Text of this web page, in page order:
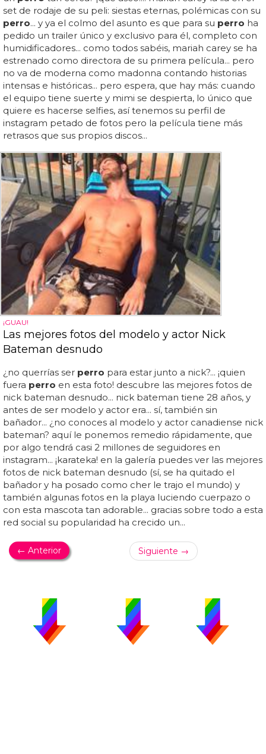
set de rodaje de su peli: siestas eternas, polémicas con su
perro... y ya el colmo del asunto es que para su perro ha
pedido un trailer único y exclusivo para él, completo con
humidificadores... como todos sabéis, mariah carey se ha
estrenado como directora de su primera película... pero
no va de moderna como madonna contando historias
intensas e históricas... pero espera, que hay más: cuando
el equipo tiene suerte y mimi se despierta, lo único que
quiere es hacerse selfies, así tenemos su perfil de
instagram petado de fotos pero la película tiene más
retrasos que sus propios discos...
¡GUAU!
Las mejores fotos del modelo y actor Nick
Bateman desnudo
¿no querrías ser perro para estar junto a nick?... ¡quien
fuera perro en esta foto! descubre las mejores fotos de
nick bateman desnudo... nick bateman tiene 28 años, y
antes de ser modelo y actor era... sí, también sin
bañador... ¿no conoces al modelo y actor canadiense nick
bateman? aquí le ponemos remedio rápidamente, que
por algo tendrá casi 2 millones de seguidores en
instagram... ¡karateka! en la galería puedes ver las mejores
fotos de nick bateman desnudo (sí, se ha quitado el
bañador y ha posado como cher le trajo el mundo) y
también algunas fotos en la playa luciendo cuerpazo o
con esta mascota tan adorable... gracias sobre todo a esta
red social su popularidad ha crecido un...
← Anterior Siguiente →